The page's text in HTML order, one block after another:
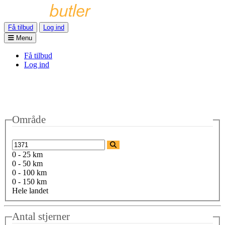
Få tilbud
Log ind
Menu
Få tilbud
Log ind
Område
0 - 25 km
0 - 50 km
0 - 100 km
0 - 150 km
Hele landet
Antal stjerner